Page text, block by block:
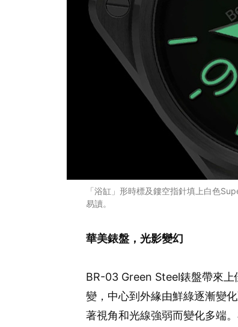
「浴缸」形時標及鏤空指針填上白色
易讀。
華美錶盤，光影變幻
BR-03 Green Steel錶盤帶來
變，中心到外緣由鮮綠逐漸變
著視角和光線強弱而變化多端